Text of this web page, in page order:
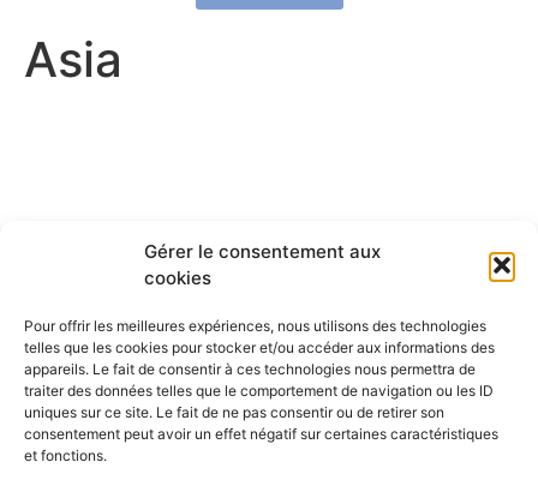
Gérer le consentement aux
cookies
Pour offrir les meilleures expériences, nous utilisons des technologies
telles que les cookies pour stocker et/ou accéder aux informations des
appareils. Le fait de consentir à ces technologies nous permettra de
traiter des données telles que le comportement de navigation ou les ID
uniques sur ce site. Le fait de ne pas consentir ou de retirer son
consentement peut avoir un effet négatif sur certaines caractéristiques
et fonctions.
Asia